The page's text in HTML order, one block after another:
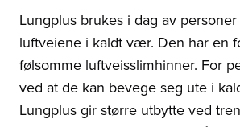
Lungplus brukes i dag av
luftveiene i kaldt vær. Den har en
følsomme luftveisslimhinner. For
ved at de kan bevege seg ute i
Lungplus gir større utbytte ved